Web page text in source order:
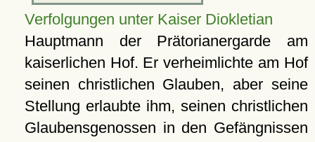
Verfolgungen unter Kaiser Diokletian
Hauptmann der Prätorianergarde am
kaiserlichen Hof. Er verheimlichte am Hof
seinen christlichen Glauben, aber seine
Stellung erlaubte ihm, seinen christlichen
Glaubensgenossen in den Gefängnissen